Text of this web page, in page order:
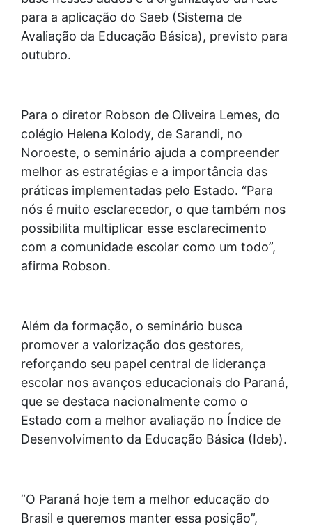
para a aplicação do Saeb (Sistema de
Avaliação da Educação Básica), previsto para
outubro.
Para o diretor Robson de Oliveira Lemes, do
colégio Helena Kolody, de Sarandi, no
Noroeste, o seminário ajuda a compreender
melhor as estratégias e a importância das
práticas implementadas pelo Estado. “Para
nós é muito esclarecedor, o que também nos
possibilita multiplicar esse esclarecimento
com a comunidade escolar como um todo”,
afirma Robson.
Além da formação, o seminário busca
promover a valorização dos gestores,
reforçando seu papel central de liderança
escolar nos avanços educacionais do Paraná,
que se destaca nacionalmente como o
Estado com a melhor avaliação no Índice de
Desenvolvimento da Educação Básica (Ideb).
“O Paraná hoje tem a melhor educação do
Brasil e queremos manter essa posição”,